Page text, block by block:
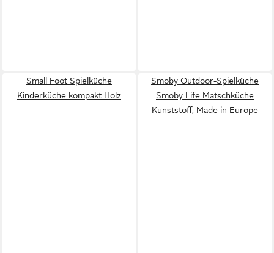
Small Foot Spielküche
Kinderküche kompakt Holz
Smoby Outdoor-Spielküche
Smoby Life Matschküche
Kunststoff, Made in Europe